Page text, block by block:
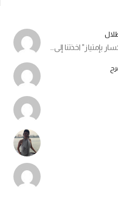
بإمتياز" اخذتنا إلى…